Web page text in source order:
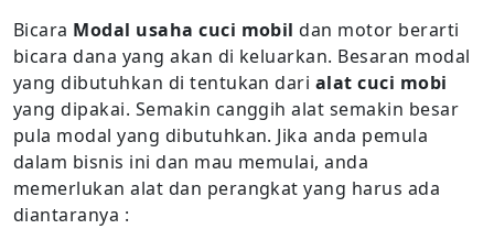
Bicara Modal usaha cuci mobil dan motor berarti
bicara dana yang akan di keluarkan. Besaran modal
yang dibutuhkan di tentukan dari alat cuci mobi
yang dipakai. Semakin canggih alat semakin besar
pula modal yang dibutuhkan. Jika anda pemula
dalam bisnis ini dan mau memulai, anda
memerlukan alat dan perangkat yang harus ada
diantaranya :